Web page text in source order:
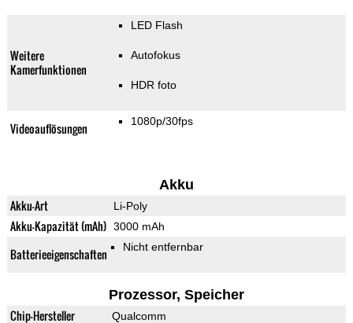
Weitere
Kamerfunktionen
LED Flash
Autofokus
HDR foto
Videoauflösungen 1080p/30fps
Akku
Akku-Art Li-Poly
Akku-Kapazität (mAh) 3000 mAh
Batterieeigenschaften Nicht entfernbar
Prozessor, Speicher
Chip-Hersteller Qualcomm